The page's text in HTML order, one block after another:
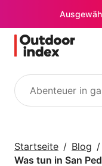
Suchen
Startseite
Blog
Was tun in San